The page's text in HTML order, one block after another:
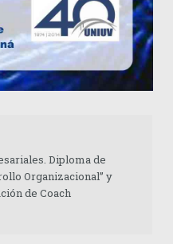
Diploma de
Organizacional” y
de Coach